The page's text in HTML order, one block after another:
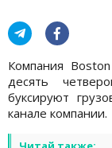
Компания
десять
буксируют
канале компании.